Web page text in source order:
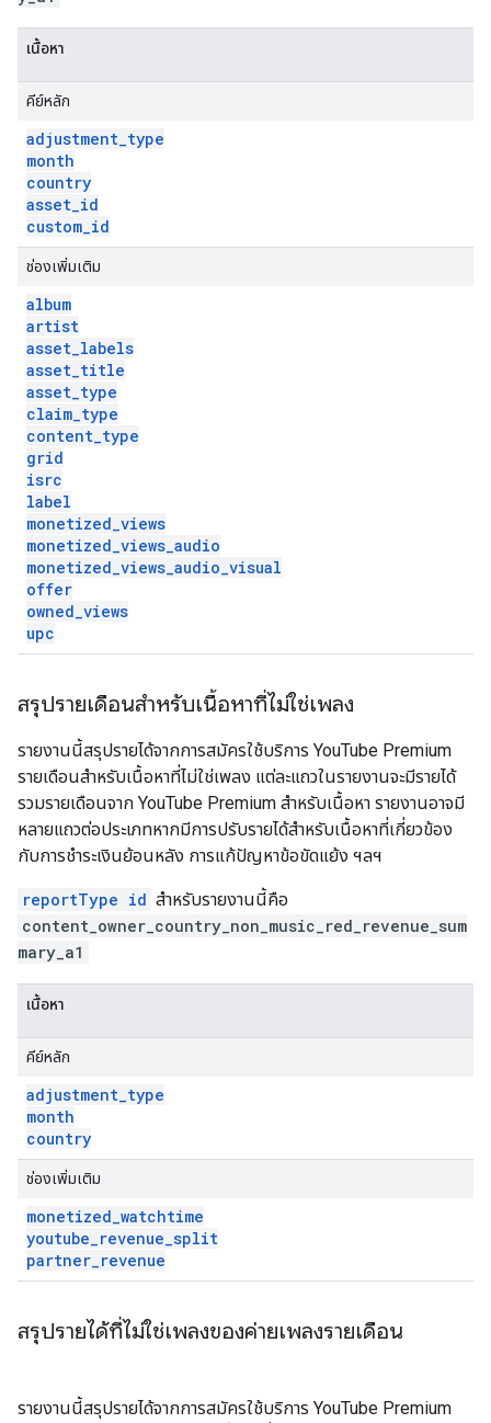
เนื้อหา
คีย์หลัก
adjustment_type
month
country
asset_id
custom_id
ช่องเพิ่มเติม
album
artist
asset_labels
asset_title
asset_type
claim_type
content_type
grid
isrc
label
monetized_views
monetized_views_audio
monetized_views_audio_visual
offer
owned_views
upc
สรุปรายเดือนสำหรับเนื้อหาที่ไม่ใช่เพลง
รายงานนี้สรุปรายได้จากการสมัครใช้บริการ YouTube Premium
รายเดือนสำหรับเนื้อหาที่ไม่ใช่เพลง แต่ละแถวในรายงานจะมีรายได้
รวมรายเดือนจาก YouTube Premium สำหรับเนื้อหา รายงานอาจมี
หลายแถวต่อประเภทหากมีการปรับรายได้สำหรับเนื้อหาที่เกี่ยวข้อง
กับการชำระเงินย้อนหลัง การแก้ปัญหาข้อขัดแย้ง ฯลฯ
reportType id สำหรับรายงานนี้คือ
content_owner_country_non_music_red_revenue_sum
mary_a1
เนื้อหา
คีย์หลัก
adjustment_type
month
country
ช่องเพิ่มเติม
monetized_watchtime
youtube_revenue_split
partner_revenue
สรุปรายได้ที่ไม่ใช่เพลงของค่ายเพลงรายเดือน
รายงานนี้สรุปรายได้จากการสมัครใช้บริการ YouTube Premium